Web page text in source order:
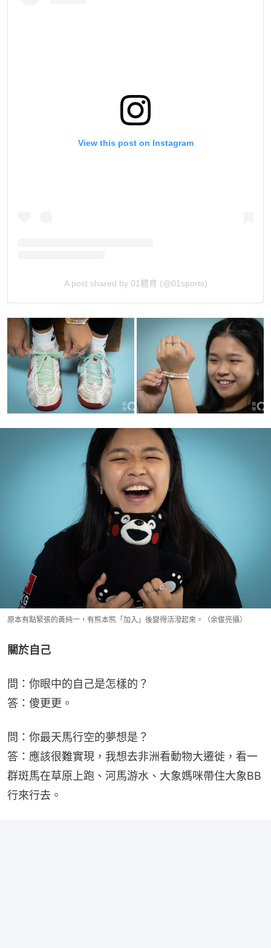
View this post on Instagram
A post shared by 01體育 (@01sports)
原本有點緊張的黃純一，有熊本熊「加入」後變得活潑起來。（余俊亮攝）
關於自己
問：你眼中的自己是怎樣的？
答：傻更更。
問：你最天馬行空的夢想是？
答：應該很難實現，我想去非洲看動物大遷徙，看一
群斑馬在草原上跑、河馬游水、大象媽咪帶住大象BB
行來行去。